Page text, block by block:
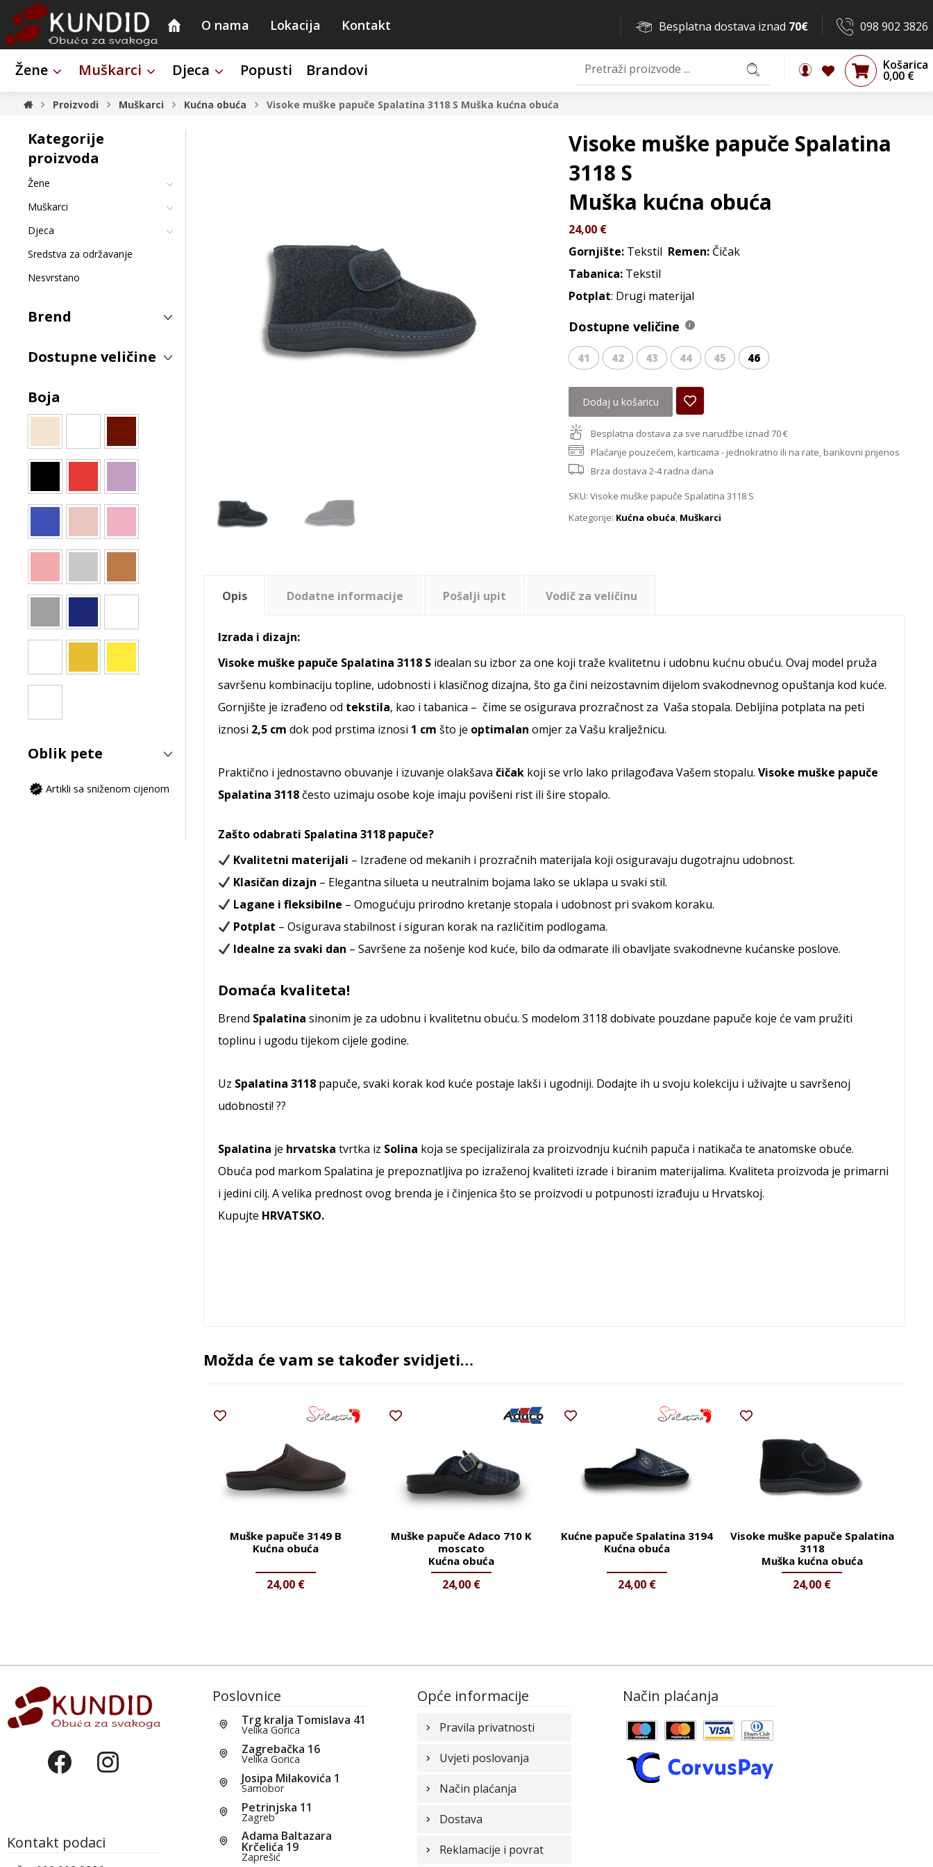
O nama Lokacija Kontakt 098 902 3826
Besplatna dostava iznad 70€
Žene Muškarci Djeca Popusti Brandovi Košarica
0,00 €
Proizvodi Muškarci Kućna obuća Visoke muške papuče Spalatina 3118 S Muška kućna obuća
Visoke muške papuče Spalatina
3118 S
Muška kućna obuća
24,00 €
Gornjište:Tekstil Remen:Čičak
Tabanica:Tekstil
Potplat: Drugi materijal
Dostupne veličine
41 42 43 44 45 46
Dodaj u košaricu
Besplatna dostava za sve narudžbe iznad 70 €
Plaćanje pouzećem, karticama - jednokratno ili na rate, bankovni prijenos
Brza dostava 2-4 radna dana
SKU: Visoke muške papuče Spalatina 3118 S
Kategorije: Kućna obuća, Muškarci
Opis Dodatne informacije Pošalji upit Vodič za veličinu
Izrada i dizajn:
Visoke muške papuče Spalatina 3118 Sidealan su izbor za one koji traže kvalitetnu i udobnu kućnu obuću. Ovaj model pruža
savršenu kombinaciju topline, udobnosti i klasičnog dizajna, što ga čini neizostavnim dijelom svakodnevnog opuštanja kod kuće.
Gornjište je izrađeno od tekstila, kao i tabanica – čime se osigurava prozračnost za Vaša stopala. Debljina potplata na peti
iznosi 2,5 cm dok pod prstima iznosi 1 cm što je optimalan omjer za Vašu kralježnicu.
Praktično i jednostavno obuvanje i izuvanje olakšava čičakkoji se vrlo lako prilagođava Vašem stopalu. Visoke muške papuče
Spalatina 3118često uzimaju osobe koje imaju povišeni rist ili šire stopalo.
Zašto odabrati Spalatina 3118 papuče?
Kvalitetni materijali – Izrađene od mekanih i prozračnih materijala koji osiguravaju dugotrajnu udobnost.
Klasičan dizajn – Elegantna silueta u neutralnim bojama lako se uklapa u svaki stil.
Lagane i fleksibilne – Omogućuju prirodno kretanje stopala i udobnost pri svakom koraku.
Potplat – Osigurava stabilnost i siguran korak na različitim podlogama.
Idealne za svaki dan – Savršene za nošenje kod kuće, bilo da odmarate ili obavljate svakodnevne kućanske poslove.
Domaća kvaliteta!
Brend Spalatina sinonim je za udobnu i kvalitetnu obuću. S modelom 3118 dobivate pouzdane papuče koje će vam pružiti
toplinu i ugodu tijekom cijele godine.
Uz Spalatina 3118papuče, svaki korak kod kuće postaje lakši i ugodniji. Dodajte ih u svoju kolekciju i uživajte u savršenoj
udobnosti! ??
Spalatina je hrvatska tvrtka iz Solina koja se specijalizirala za proizvodnju kućnih papuča i natikača te anatomske obuće.
Obuća pod markom Spalatina je prepoznatljiva po izraženoj kvaliteti izrade i biranim materijalima. Kvaliteta proizvoda je primarni
i jedini cilj. A velika prednost ovog brenda je i činjenica što se proizvodi u potpunosti izrađuju u Hrvatskoj.
Kupujte HRVATSKO.
Možda će vam se također svidjeti…
Muške papuče 3149 B
Kućna obuća
24,00 €
Muške papuče Adaco 710 K
moscato
Kućna obuća
24,00 €
Kućne papuče Spalatina 3194
Kućna obuća
24,00 €
Visoke muške papuče Spalatina
3118
Muška kućna obuća
24,00 €
Kategorije
proizvoda
Žene
Muškarci
Djeca
Sredstva za održavanje
Nesvrstano
Brend
Dostupne veličine
Boja
Oblik pete
Artikli sa sniženom cijenom
Kontakt podaci
Poslovnice
Trg kralja Tomislava 41
Velika Gorica
Zagrebačka 16
Velika Gorica
Josipa Milakovića 1
Samobor
Petrinjska 11
Zagreb
Adama Baltazara
Krčelića 19
Zaprešić
Opće informacije
Pravila privatnosti
Uvjeti poslovanja
Način plaćanja
Dostava
Reklamacije i povrat
Način plaćanja